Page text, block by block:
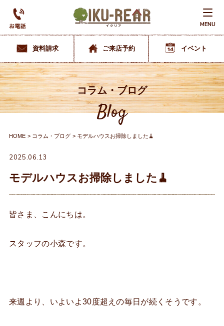
MENU
資料請求 ご来店予約 イベント
コラム・ブログ
Blog
HOME コラム・ブログ モデルハウスお掃除しました🧹
2025.06.13
モデルハウスお掃除しました🧹
皆さま、こんにちは。
スタッフの小森です。
来週より、いよいよ30度超えの毎日が続くそうです。